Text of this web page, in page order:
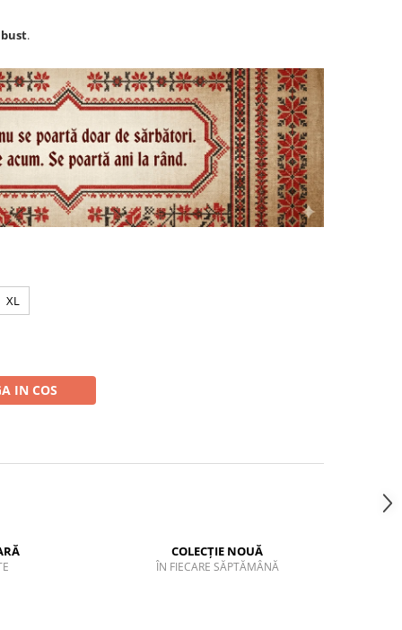
bust.
XL
IN COS
COLECȚIE NOUĂ
ÎN FIECARE SĂPTĂMÂNĂ